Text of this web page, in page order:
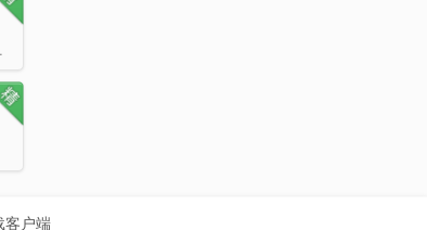
龙崛起，凌…
客户端